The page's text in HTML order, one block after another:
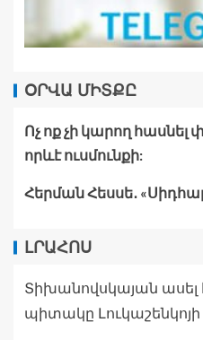
ՕՐՎԱ ՄԻՏՔԸ
Ոչ ոք չի կարող հասնել
որևէ ուսմունքի:
Հերման Հեսսե․
ԼՐԱՀՈՍ
Տիխանովսկայան ասել
պիտակը Լուկաշենկոյի